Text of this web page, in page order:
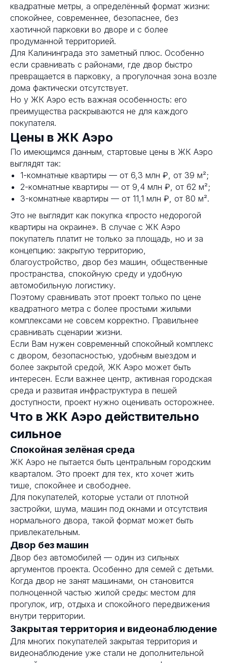
квадратные метры, а определённый формат жизни:
спокойнее, современнее, безопаснее, без
хаотичной парковки во дворе и с более
продуманной территорией.
Для Калининграда это заметный плюс. Особенно
если сравнивать с районами, где двор быстро
превращается в парковку, а прогулочная зона возле
дома фактически отсутствует.
Но у ЖК Аэро есть важная особенность: его
преимущества раскрываются не для каждого
покупателя.
Цены в ЖК Аэро
По имеющимся данным, стартовые цены в ЖК Аэро
выглядят так:
1-комнатные квартиры — от 6,3 млн ₽, от 39 м²;
2-комнатные квартиры — от 9,4 млн ₽, от 62 м²;
3-комнатные квартиры — от 11,1 млн ₽, от 80 м².
Это не выглядит как покупка «просто недорогой
квартиры на окраине». В случае с ЖК Аэро
покупатель платит не только за площадь, но и за
концепцию: закрытую территорию,
благоустройство, двор без машин, общественные
пространства, спокойную среду и удобную
автомобильную логистику.
Поэтому сравнивать этот проект только по цене
квадратного метра с более простыми жилыми
комплексами не совсем корректно. Правильнее
сравнивать сценарии жизни.
Если Вам нужен современный спокойный комплекс
с двором, безопасностью, удобным выездом и
более закрытой средой, ЖК Аэро может быть
интересен. Если важнее центр, активная городская
среда и развитая инфраструктура в пешей
доступности, проект нужно оценивать осторожнее.
Что в ЖК Аэро действительно
сильное
Спокойная зелёная среда
ЖК Аэро не пытается быть центральным городским
кварталом. Это проект для тех, кто хочет жить
тише, спокойнее и свободнее.
Для покупателей, которые устали от плотной
застройки, шума, машин под окнами и отсутствия
нормального двора, такой формат может быть
привлекательным.
Двор без машин
Двор без автомобилей — один из сильных
аргументов проекта. Особенно для семей с детьми.
Когда двор не занят машинами, он становится
полноценной частью жилой среды: местом для
прогулок, игр, отдыха и спокойного передвижения
внутри территории.
Закрытая территория и видеонаблюдение
Для многих покупателей закрытая территория и
видеонаблюдение уже стали не дополнительной